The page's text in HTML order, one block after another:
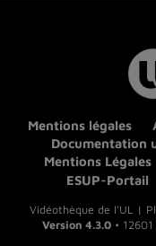
Mentions légales
Documentation
Mentions Légales
ESUP-Portail
Vidéothèque de l'UL |
Version 4.3.0 •